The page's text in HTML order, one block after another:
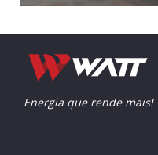
Energia que rende mais!